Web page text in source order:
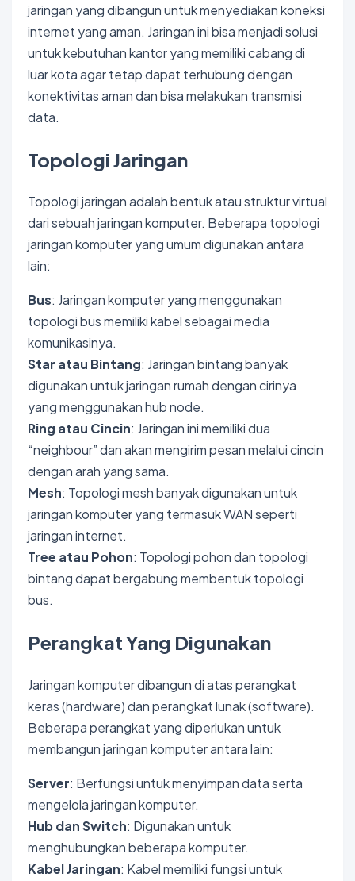
jaringan yang dibangun untuk menyediakan koneksi
internet yang aman. Jaringan ini bisa menjadi solusi
untuk kebutuhan kantor yang memiliki cabang di
luar kota agar tetap dapat terhubung dengan
konektivitas aman dan bisa melakukan transmisi
data.
Topologi Jaringan
Topologi jaringan adalah bentuk atau struktur virtual
dari sebuah jaringan komputer. Beberapa topologi
jaringan komputer yang umum digunakan antara
lain:
Bus: Jaringan komputer yang menggunakan
topologi bus memiliki kabel sebagai media
komunikasinya.
Star atau Bintang: Jaringan bintang banyak
digunakan untuk jaringan rumah dengan cirinya
yang menggunakan hub node.
Ring atau Cincin: Jaringan ini memiliki dua
“neighbour” dan akan mengirim pesan melalui cincin
dengan arah yang sama.
Mesh: Topologi mesh banyak digunakan untuk
jaringan komputer yang termasuk WAN seperti
jaringan internet.
Tree atau Pohon: Topologi pohon dan topologi
bintang dapat bergabung membentuk topologi
bus.
Perangkat Yang Digunakan
Jaringan komputer dibangun di atas perangkat
keras (hardware) dan perangkat lunak (software).
Beberapa perangkat yang diperlukan untuk
membangun jaringan komputer antara lain:
Server: Berfungsi untuk menyimpan data serta
mengelola jaringan komputer.
Hub dan Switch: Digunakan untuk
menghubungkan beberapa komputer.
Kabel Jaringan: Kabel memiliki fungsi untuk